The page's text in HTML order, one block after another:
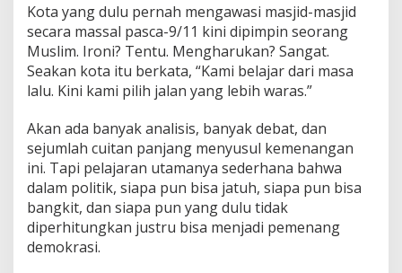
Kota yang dulu pernah mengawasi masjid-masjid
secara massal pasca-9/11 kini dipimpin seorang
Muslim. Ironi? Tentu. Mengharukan? Sangat.
Seakan kota itu berkata, “Kami belajar dari masa
lalu. Kini kami pilih jalan yang lebih waras.”
Akan ada banyak analisis, banyak debat, dan
sejumlah cuitan panjang menyusul kemenangan
ini. Tapi pelajaran utamanya sederhana bahwa
dalam politik, siapa pun bisa jatuh, siapa pun bisa
bangkit, dan siapa pun yang dulu tidak
diperhitungkan justru bisa menjadi pemenang
demokrasi.